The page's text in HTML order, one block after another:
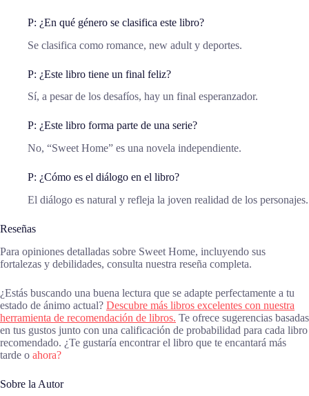
P: ¿En qué género se clasifica este libro?
Se clasifica como romance, new adult y deportes.
P: ¿Este libro tiene un final feliz?
Sí, a pesar de los desafíos, hay un final esperanzador.
P: ¿Este libro forma parte de una serie?
No, “Sweet Home” es una novela independiente.
P: ¿Cómo es el diálogo en el libro?
El diálogo es natural y refleja la joven realidad de los personajes.
Reseñas
Para opiniones detalladas sobre Sweet Home, incluyendo sus
fortalezas y debilidades, consulta nuestra reseña completa.
¿Estás buscando una buena lectura que se adapte perfectamente a tu
estado de ánimo actual? Descubre más libros excelentes con nuestra
herramienta de recomendación de libros. Te ofrece sugerencias basadas
en tus gustos junto con una calificación de probabilidad para cada libro
recomendado. ¿Te gustaría encontrar el libro que te encantará más
tarde o ahora?
Sobre la Autor